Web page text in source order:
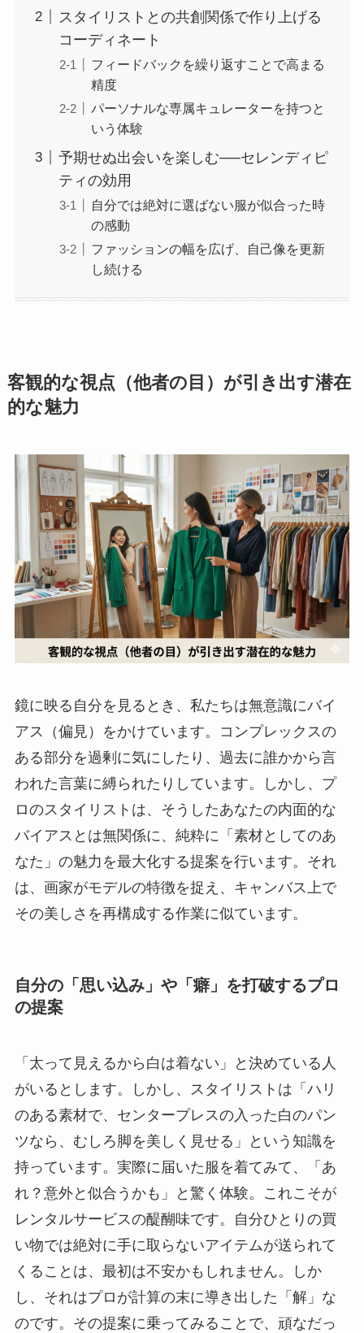
スタイリストとの共創関係で作り上げる
コーディネート
フィードバックを繰り返すことで高まる
精度
パーソナルな専属キュレーターを持つと
いう体験
予期せぬ出会いを楽しむ──セレンディピ
ティの効用
自分では絶対に選ばない服が似合った時
の感動
ファッションの幅を広げ、自己像を更新
し続ける
客観的な視点（他者の目）が引き出す潜在
的な魅力
鏡に映る自分を見るとき、私たちは無意識にバイ
アス（偏見）をかけています。コンプレックスの
ある部分を過剰に気にしたり、過去に誰かから言
われた言葉に縛られたりしています。しかし、プ
ロのスタイリストは、そうしたあなたの内面的な
バイアスとは無関係に、純粋に「素材としてのあ
なた」の魅力を最大化する提案を行います。それ
は、画家がモデルの特徴を捉え、キャンバス上で
その美しさを再構成する作業に似ています。
自分の「思い込み」や「癖」を打破するプロ
の提案
「太って見えるから白は着ない」と決めている人
がいるとします。しかし、スタイリストは「ハリ
のある素材で、センタープレスの入った白のパン
ツなら、むしろ脚を美しく見せる」という知識を
持っています。実際に届いた服を着てみて、「あ
れ？意外と似合うかも」と驚く体験。これこそが
レンタルサービスの醍醐味です。自分ひとりの買
い物では絶対に手に取らないアイテムが送られて
くることは、最初は不安かもしれません。しか
し、それはプロが計算の末に導き出した「解」な
のです。その提案に乗ってみることで、頑なだっ